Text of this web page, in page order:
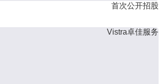
首次公开招股
Vistra卓佳服务